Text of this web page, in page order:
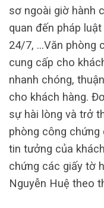
sơ ngoài giờ hành
quan đến pháp
24/7, …Văn phòng
cung cấp cho
nhanh chóng,
cho khách hàng.
sự hài lòng và trở
phòng công
tin tưởng của
chứng các giấy tờ
Nguyễn Huệ theo